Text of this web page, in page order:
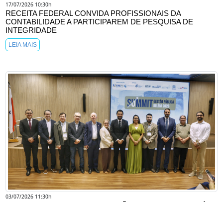
17/07/2026 10:30h
RECEITA FEDERAL CONVIDA PROFISSIONAIS DA
CONTABILIDADE A PARTICIPAREM DE PESQUISA DE
INTEGRIDADE
LEIA MAIS
03/07/2026 11:30h